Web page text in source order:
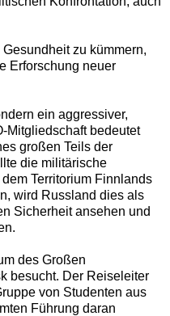
zu kümmern,
Erforschung neuer
ein aggressiver,
Mitgliedschaft bedeutet
großen Teils der
die militärische
Territorium Finnlands
wird Russland dies als
Sicherheit ansehen und
des Großen
besucht. Der Reiseleiter
von Studenten aus
Führung daran